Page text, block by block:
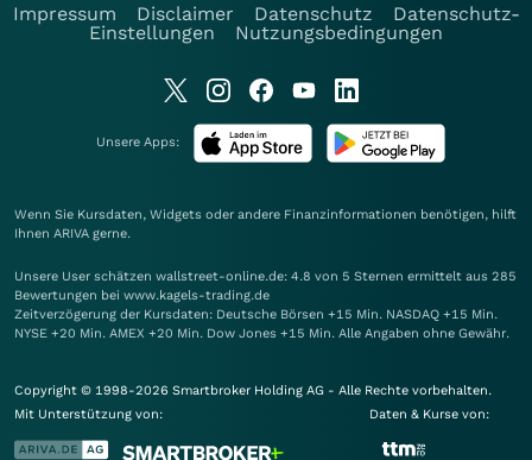
Impressum
Disclaimer Datenschutz
Datenschutz-
Einstellungen
Nutzungsbedingungen
Unsere Apps:
Wenn Sie Kursdaten, Widgets oder andere Finanzinformationen benötigen, hilft
Ihnen ARIVA gerne.
Unsere User schätzen wallstreet-online.de: 4.8 von 5 Sternen ermittelt aus 285
Bewertungen bei www.kagels-trading.de
Zeitverzögerung der Kursdaten: Deutsche Börsen +15 Min. NASDAQ +15 Min.
NYSE +20 Min. AMEX +20 Min. Dow Jones +15 Min. Alle Angaben ohne Gewähr.
Copyright © 1998-2026 Smartbroker Holding AG - Alle Rechte vorbehalten.
Mit Unterstützung von:
Daten & Kurse von: